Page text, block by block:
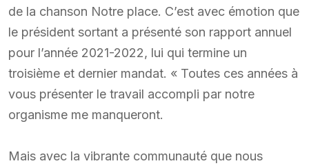
de la chanson Notre place. C’est avec émotion que
le président sortant a présenté son rapport annuel
pour l’année 2021-2022, lui qui termine un
troisième et dernier mandat. « Toutes ces années à
vous présenter le travail accompli par notre
organisme me manqueront.
Mais avec la vibrante communauté que nous